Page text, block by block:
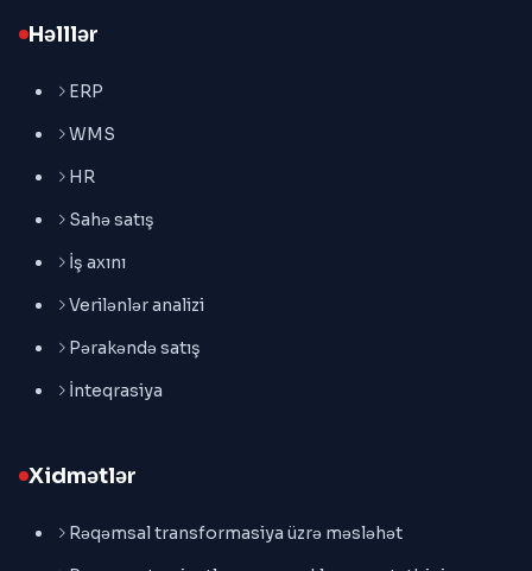
Həlllər
ERP
WMS
HR
Sahə satış
İş axını
Verilənlər analizi
Pərakəndə satış
İnteqrasiya
Xidmətlər
Rəqəmsal transformasiya üzrə məsləhət